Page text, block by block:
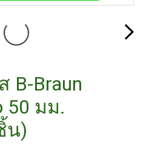
B-Braun
50 มม.
น)